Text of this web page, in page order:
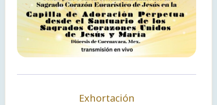
Exhortación